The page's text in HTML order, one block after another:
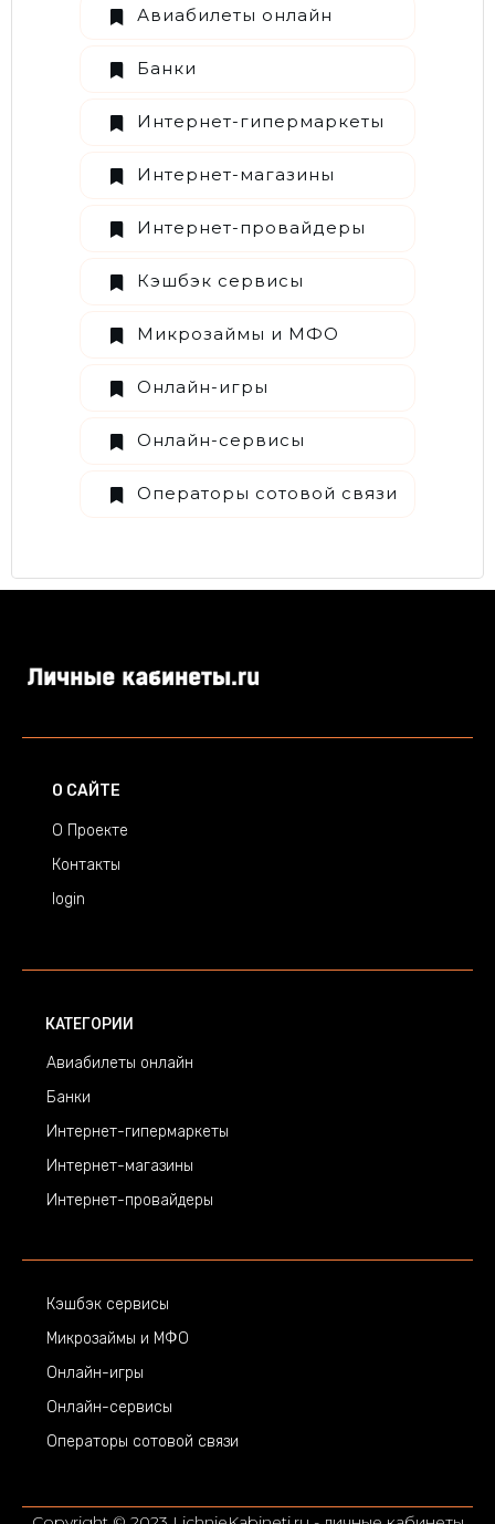
Авиабилеты онлайн
Банки
Интернет-гипермаркеты
Интернет-магазины
Интернет-провайдеры
Кэшбэк сервисы
Микрозаймы и МФО
Онлайн-игры
Онлайн-сервисы
Операторы сотовой связи
О САЙТЕ
О Проекте
Контакты
login
КАТЕГОРИИ
Авиабилеты онлайн
Банки
Интернет-гипермаркеты
Интернет-магазины
Интернет-провайдеры
Кэшбэк сервисы
Микрозаймы и МФО
Онлайн-игры
Онлайн-сервисы
Операторы сотовой связи